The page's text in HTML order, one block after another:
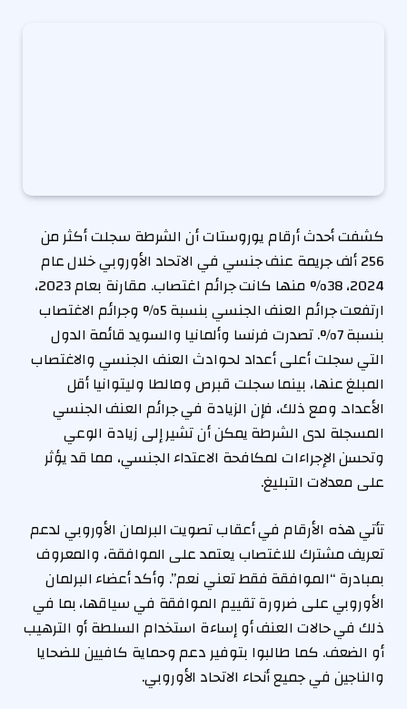
كشفت أحدث أرقام يوروستات أن الشرطة سجلت أكثر من
256 ألف جريمة عنف جنسي في الاتحاد الأوروبي خلال عام
2024، 38% منها كانت جرائم اغتصاب. مقارنة بعام 2023،
ارتفعت جرائم العنف الجنسي بنسبة 5% وجرائم الاغتصاب
بنسبة 7%. تصدرت فرنسا وألمانيا والسويد قائمة الدول
التي سجلت أعلى أعداد لحوادث العنف الجنسي والاغتصاب
المبلغ عنها، بينما سجلت قبرص ومالطا وليتوانيا أقل
الأعداد. ومع ذلك، فإن الزيادة في جرائم العنف الجنسي
المسجلة لدى الشرطة يمكن أن تشير إلى زيادة الوعي
وتحسن الإجراءات لمكافحة الاعتداء الجنسي، مما قد يؤثر
على معدلات التبليغ.
تأتي هذه الأرقام في أعقاب تصويت البرلمان الأوروبي لدعم
تعريف مشترك للاغتصاب يعتمد على الموافقة، والمعروف
بمبادرة “الموافقة فقط تعني نعم”. وأكد أعضاء البرلمان
الأوروبي على ضرورة تقييم الموافقة في سياقها، بما في
ذلك في حالات العنف أو إساءة استخدام السلطة أو الترهيب
أو الضعف. كما طالبوا بتوفير دعم وحماية كافيين للضحايا
والناجين في جميع أنحاء الاتحاد الأوروبي.